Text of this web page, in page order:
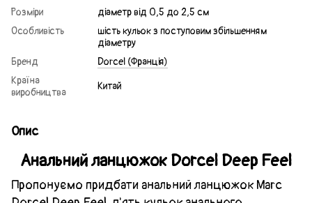
Розміри
діаметр від 0,5 до 2,5 см
Особливість
шість кульок з поступовим збільшенням
діаметру
Бренд
Dorcel (Франція)
Країна
виробництва
Китай
Опис
Анальний ланцюжок Dorcel Deep Feel
Пропонуємо придбати анальний ланцюжок Marc